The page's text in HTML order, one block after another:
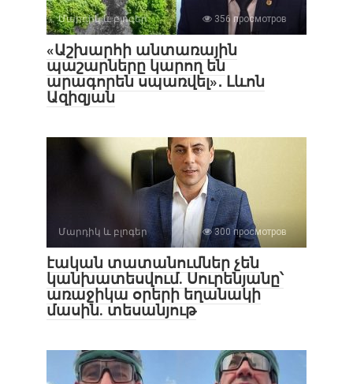
Մարդիկ և բլոգեր 356 просмотров
«Աշխարհի անտառային
պաշարները կարող են
արագորեն սպառվել»․ Լևոն
Ազիզյան
Մարդիկ և բլոգեր 300 просмотров
էական տատանումներ չեն
կանխատեսվում. Սուրենյանը՝
առաջիկա օրերի եղանակի
մասին. տեսանյութ